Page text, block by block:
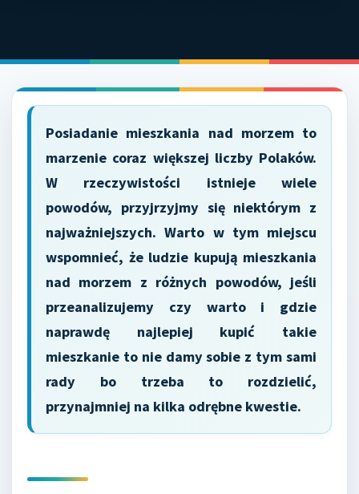
Posiadanie mieszkania nad morzem to
marzenie coraz większej liczby Polaków.
W rzeczywistości istnieje wiele
powodów, przyjrzyjmy się niektórym z
najważniejszych. Warto w tym miejscu
wspomnieć, że ludzie kupują mieszkania
nad morzem z różnych powodów, jeśli
przeanalizujemy czy warto i gdzie
naprawdę najlepiej kupić takie
mieszkanie to nie damy sobie z tym sami
rady bo trzeba to rozdzielić,
przynajmniej na kilka odrębne kwestie.